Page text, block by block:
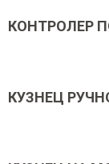
КОНТРОЛЕР
КУЗНЕЦ